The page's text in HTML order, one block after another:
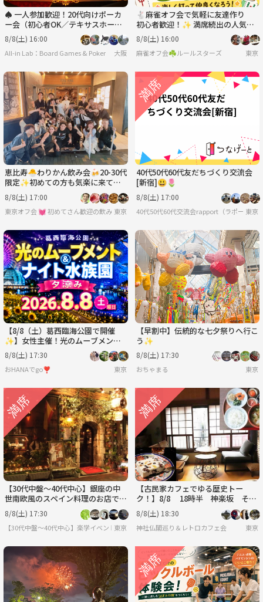
♠️ 一人参加歓迎！20代向けポーカ
ー会（初心者OK／テキサスホール
デム）＠新大阪♠️
8/8(土) 16:00
All-in Lab：Board Games & Poker 大阪
🐇麻雀オフ会で気軽に友達作り
初心者歓迎！✨ 満席続出の人気イ
ベント！
8/8(土) 16:00
麻雀オフ会☘️ルールスターズ 東京
恵比寿🐣わりかん飲み会🍻20-30代
限定✨初めての方も気楽に来てね
✨
8/8(土) 17:00
東京オフ会 💓 初めてさん歓迎の飲み会です 💓 男女関係なく純粋に友達作りをしよう
東京
40代50代60代友だちづくり交流会
[新宿]😃🌷
8/8(土) 17:00
40代50代60代交流会rapport（ラポール）[
東京
【8/8（土）葛西臨海公園で開催
✨】女性主催！光のムーブメント
＆ナイト水族園体験でリフレッシュ
夕涼みイベント🌊限定開催
8/8(土) 17:30
おHANAでgo❣️ 東京
【早割中】伝統的な七夕祭りへ行こ
う✨
8/8(土) 17:30
おちゃまる 東京
【30代中盤〜40代中心】銀座の中
世南欧風のスペイン料理のお店で食
事会
8/8(土) 17:30
【30代中盤〜40代中心】楽学イベント・勉強会コミュニティ
東京
【古民家カフェでゆる歴史トー
ク！】8/8 18時半 神楽坂 そよ
や江戸端【参加費還元！】
8/8(土) 18:30
神社仏閣巡り＆レトロカフェ会 東京